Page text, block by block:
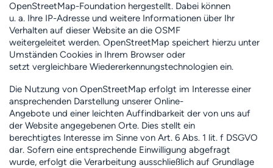
OpenStreetMap-Foundation hergestellt. Dabei können
u. a. Ihre IP-Adresse und weitere Informationen über Ihr
Verhalten auf dieser Website an die OSMF
weitergeleitet werden. OpenStreetMap speichert hierzu unter
Umständen Cookies in Ihrem Browser oder
setzt vergleichbare Wiedererkennungstechnologien ein.
Die Nutzung von OpenStreetMap erfolgt im Interesse einer
ansprechenden Darstellung unserer Online-
Angebote und einer leichten Auffindbarkeit der von uns auf
der Website angegebenen Orte. Dies stellt ein
berechtigtes Interesse im Sinne von Art. 6 Abs. 1 lit. f DSGVO
dar. Sofern eine entsprechende Einwilligung abgefragt
wurde, erfolgt die Verarbeitung ausschließlich auf Grundlage